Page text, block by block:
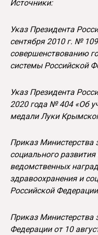
Источники:
Указ Президента
сентября 2010 г. №
совершенствованию
системы Российской
Указ Президента
2020 года № 404 «Об
медали Луки
Приказ Министерства
социального
ведомственных
здравоохранения и
Российской
Приказ Министерства
Федерации от 10